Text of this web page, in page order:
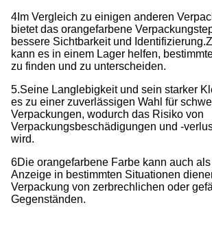
4Im Vergleich zu einigen anderen
bietet das orangefarbene
bessere Sichtbarkeit und Identifizierung.
kann es in einem Lager helfen,
zu finden und zu unterscheiden.
5.Seine Langlebigkeit und sein starker
es zu einer zuverlässigen Wahl für
Verpackungen, wodurch das Risiko von
Verpackungsbeschädigungen und -
wird.
6Die orangefarbene Farbe kann auch
Anzeige in bestimmten Situationen
Verpackung von zerbrechlichen oder
Gegenständen.